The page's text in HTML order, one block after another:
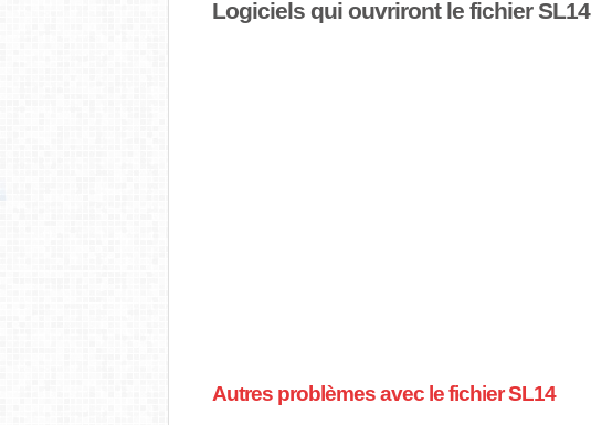
Logiciels qui ouvriront le fichier SL14
Autres problèmes avec le fichier SL14